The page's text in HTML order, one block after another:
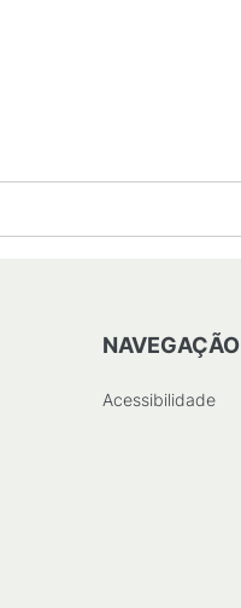
NAVEGAÇÃO
Acessibilidade